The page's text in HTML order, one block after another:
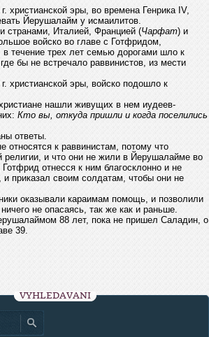
христианской эры, во времена Генрика IV,
Йерушалайм у исмаилитов.
странами, Италией, Францией (Чарфат) и
войско во главе с Готфридом,
в течение трех лет семью дорогами шло к
бы не встречало раввинистов, из мести
христианской эры, войско подошло к
нашли живущих в нем иудеев-
Кто вы, откуда пришли и когда поселились
ответы.
относятся к раввинистам, потому что
религии, и что они не жили в Йерушалайме во
отнесся к ним благосклонно и не
и приказал своим солдатам, чтобы они не
оказывали караимам помощь, и позволили
не опасаясь, так же как и раньше.
88 лет, пока не пришел Саладин, о
39.
VYHLEDÁVÁNÍ